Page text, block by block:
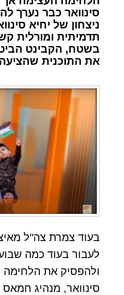
סינוואר כבר נערך
ניצחון של יחיא
תדמיתית ומורלית
בשטח, הקבינט
את התוכנית
בעוד צמרת צה"ל
לעבור בעוד כמה
ולהפסיק את הלחימה
סינוואר, מנהיג